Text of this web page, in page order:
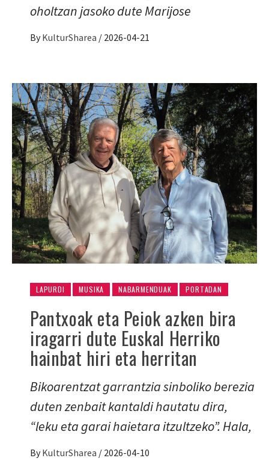
oholtzan jasoko dute Marijose
By KulturSharea / 2026-04-21
LAPURDI MUSIKA NABARMENDUAK PORTADAN
Pantxoak eta Peiok azken bira
iragarri dute Euskal Herriko
hainbat hiri eta herritan
Bikoarentzat garrantzia sinboliko berezia
duten zenbait kantaldi hautatu dira,
“leku eta garai haietara itzultzeko”. Hala,
By KulturSharea / 2026-04-10